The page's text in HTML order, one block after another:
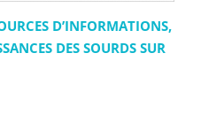
D’INFORMATIONS,
DES SOURDS SUR